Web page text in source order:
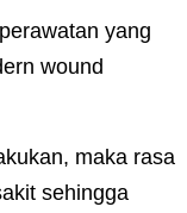
yang
wound
maka rasa
sehingga